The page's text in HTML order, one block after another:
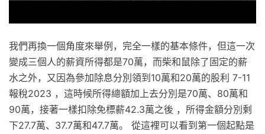
我們再換一個角度來舉例，完全一樣的基本條件，但這一次
變成三個人的薪資所得都是70萬，而柴和鼠除了固定的薪
水之外，又因為參加除息分別領到10萬和20萬的股利 7-11
報稅2023 ，這時候所得總額加上去分別是70萬、80萬和
90萬，接著一樣扣除免標薪42.3萬之後 ，所得金額分別剩
下27.7萬、37.7萬和47.7萬。 從這裡可以看到第一個起點是